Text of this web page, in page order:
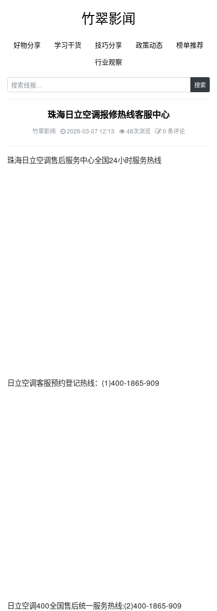
竹翠影闻
好物分享 学习干货 技巧分享 政策动态
榜单推荐
行业观察
搜索
珠海日立空调报修热线客服中心
竹翠影闻 2026-03-07 12:13 48次浏览 0 条评论
珠海日立空调售后服务中心全国24小时服务热线
日立空调客服预约登记热线：(1)400-1865-909
日立空调400全国售后统一服务热线:(2)400-1865-909